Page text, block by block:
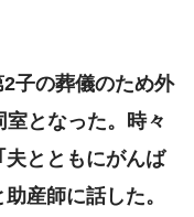
子の葬儀のため外
となった。時々
とともにがんば
産師に話した。